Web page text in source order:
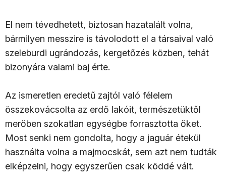
El nem tévedhetett, biztosan hazatalált volna,
bármilyen messzire is távolodott el a társaival való
szeleburdi ugrándozás, kergetőzés közben, tehát
bizonyára valami baj érte.
Az ismeretlen eredetű zajtól való félelem
összekovácsolta az erdő lakóit, természetüktől
merőben szokatlan egységbe forrasztotta őket.
Most senki nem gondolta, hogy a jaguár étekül
használta volna a majmocskát, sem azt nem tudták
elképzelni, hogy egyszerűen csak köddé vált.